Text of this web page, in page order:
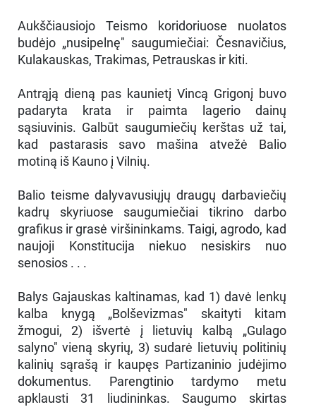
Aukščiausiojo Teismo koridoriuose nuolatos
budėjo „nusipelnę" saugumiečiai: Česnavičius,
Kulakauskas, Trakimas, Petrauskas ir kiti.
Antrąją dieną pas kaunietį Vincą Grigonį buvo
padaryta krata ir paimta lagerio dainų
sąsiuvinis. Galbūt saugumiečių kerštas už tai,
kad pastarasis savo mašina atvežė Balio
motiną iš Kauno į Vilnių.
Balio teisme dalyvavusiųjų draugų darbaviečių
kadrų skyriuose saugumiečiai tikrino darbo
grafikus ir grasė viršininkams. Taigi, agrodo, kad
naujoji Konstitucija niekuo nesiskirs nuo
senosios . . .
Balys Gajauskas kaltinamas, kad 1) davė lenkų
kalba knygą „Bolševizmas" skaityti kitam
žmogui, 2) išvertė į lietuvių kalbą „Gulago
salyno" vieną skyrių, 3) sudarė lietuvių politinių
kalinių sąrašą ir kaupęs Partizaninio judėjimo
dokumentus. Parengtinio tardymo metu
apklausti 31 liudininkas. Saugumo skirtas